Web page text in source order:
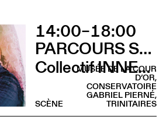
14:00–18:00
PARCOURS SUR LA COLLINE SAINTE-CROIX
Collectif INNER LIGHT
MUSÉE DE LA COUR
D’OR,
CONSERVATOIRE
GABRIEL PIERNÉ,
TRINITAIRES
SCÈNE